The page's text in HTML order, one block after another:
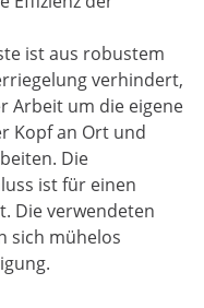
ist aus robustem
verhindert,
Arbeit um die eigene
Kopf an Ort und
Die
ist für einen
Die verwendeten
sich mühelos